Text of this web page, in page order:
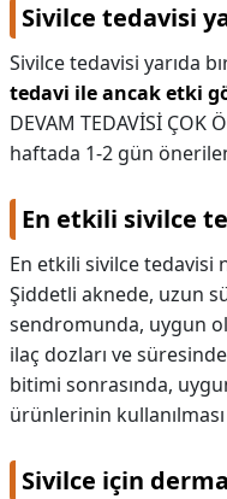
Sivilce tedavisi
Sivilce tedavisi yarıda
tedavi ile ancak etki
DEVAM TEDAVİSİ
haftada 1-2 gün
En etkili sivilce
En etkili sivilce tedavisi
Şiddetli aknede, uzun
sendromunda, uygun
ilaç dozları ve süresinde
bitimi sonrasında,
ürünlerinin
Sivilce için